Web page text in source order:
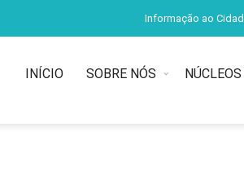
Informação ao
INÍCIO SOBRE NÓS NÚCLEOS